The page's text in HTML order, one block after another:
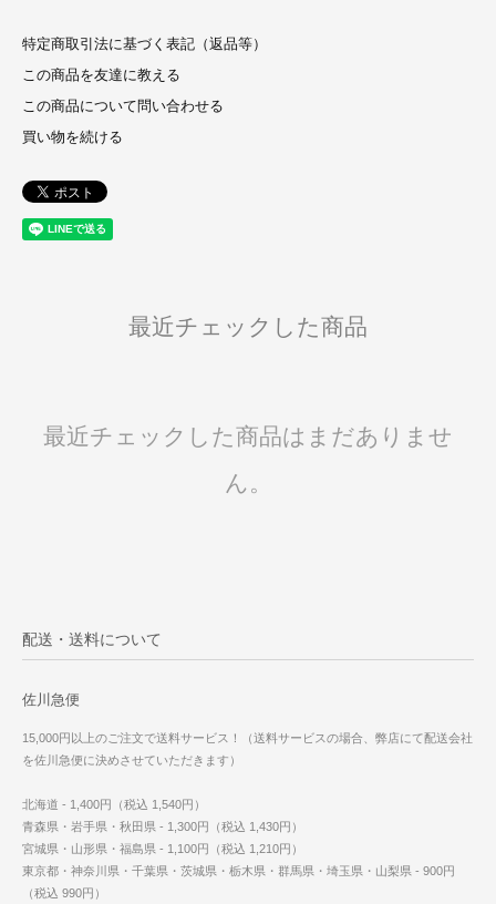
特定商取引法に基づく表記（返品等）
この商品を友達に教える
この商品について問い合わせる
買い物を続ける
最近チェックした商品
最近チェックした商品はまだありませ
ん。
配送・送料について
佐川急便
15,000円以上のご注文で送料サービス！（送料サービスの場合、弊店にて配送会社
を佐川急便に決めさせていただきます）
北海道 - 1,400円（税込 1,540円）
青森県・岩手県・秋田県 - 1,300円（税込 1,430円）
宮城県・山形県・福島県 - 1,100円（税込 1,210円）
東京都・神奈川県・千葉県・茨城県・栃木県・群馬県・埼玉県・山梨県 - 900円
（税込 990円）